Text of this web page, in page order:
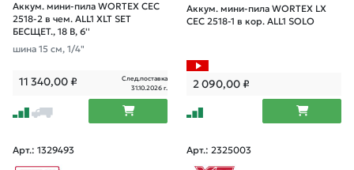
Аккум. мини-пила WORTEX CEC
2518-2 в чем. ALL1 XLT SET
БЕСЩЕТ., 18 В, 6''
шина 15 см, 1/4"
11 340,00₽
След.поставка
31.10.2026 г.
Аккум. мини-пила WORTEX LX
CEC 2518-1 в кор. ALL1 SOLO
2 090,00₽
Арт.: 1329493 Арт.: 2325003